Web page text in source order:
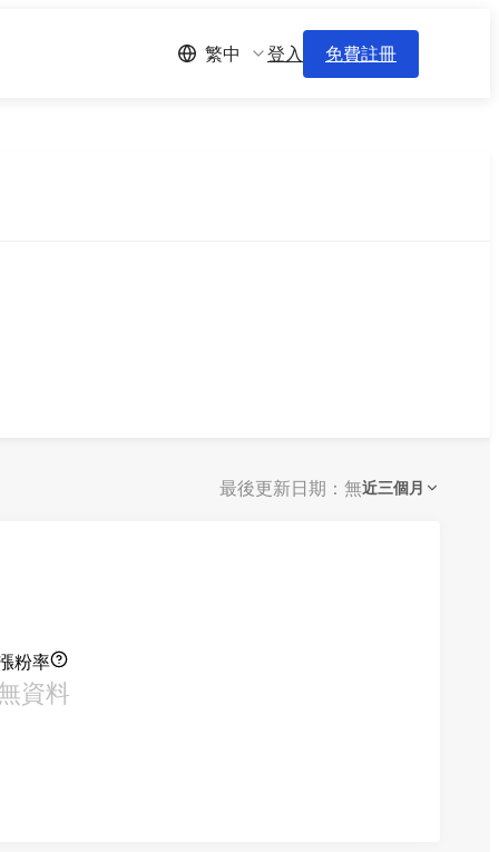
繁中 登入 免費註冊
最後更新日期：無近三個月
粉率
資料